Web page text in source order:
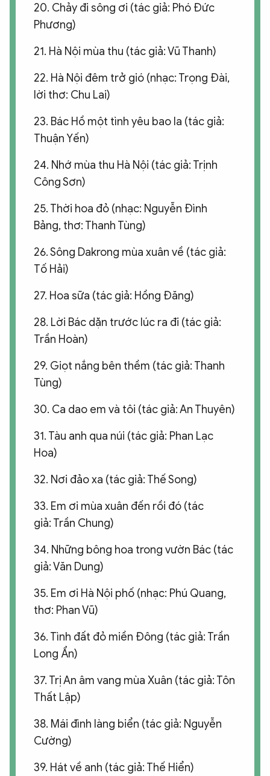
20. Chảy đi sông ơi (tác giả: Phó Đức
Phương)
21. Hà Nội mùa thu (tác giả: Vũ Thanh)
22. Hà Nội đêm trở gió (nhạc: Trọng Đài,
lời thơ: Chu Lai)
23. Bác Hồ một tình yêu bao la (tác giả:
Thuận Yến)
24. Nhớ mùa thu Hà Nội (tác giả: Trịnh
Công Sơn)
25. Thời hoa đỏ (nhạc: Nguyễn Đình
Bảng, thơ: Thanh Tùng)
26. Sông Dakrong mùa xuân về (tác giả:
Tố Hải)
27. Hoa sữa (tác giả: Hồng Đăng)
28. Lời Bác dặn trước lúc ra đi (tác giả:
Trần Hoàn)
29. Giọt nắng bên thềm (tác giả: Thanh
Tùng)
30. Ca dao em và tôi (tác giả: An Thuyên)
31. Tàu anh qua núi (tác giả: Phan Lạc
Hoa)
32. Nơi đảo xa (tác giả: Thế Song)
33. Em ơi mùa xuân đến rồi đó (tác
giả: Trần Chung)
34. Những bông hoa trong vườn Bác (tác
giả: Văn Dung)
35. Em ơi Hà Nội phố (nhạc: Phú Quang,
thơ: Phan Vũ)
36. Tình đất đỏ miền Đông (tác giả: Trần
Long Ẩn)
37. Trị An âm vang mùa Xuân (tác giả: Tôn
Thất Lập)
38. Mái đình làng biển (tác giả: Nguyễn
Cường)
39. Hát về anh (tác giả: Thế Hiển)